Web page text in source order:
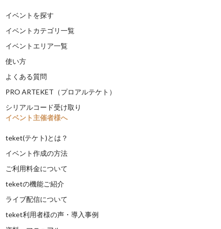
イベントを探す
イベントカテゴリ一覧
イベントエリア一覧
使い方
よくある質問
PRO ARTEKET（プロアルテケト）
シリアルコード受け取り
イベント主催者様へ
teket(テケト)とは？
イベント作成の方法
ご利用料金について
teketの機能ご紹介
ライブ配信について
teket利用者様の声・導入事例